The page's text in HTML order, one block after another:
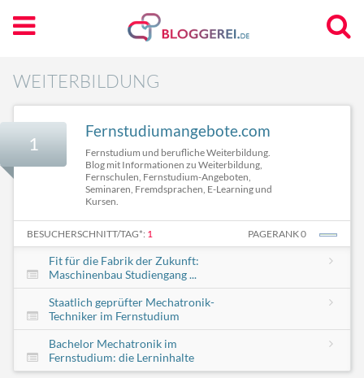
WEITERBILDUNG
1
Fernstudiumangebote.com
Fernstudium und berufliche Weiterbildung.
Blog mit Informationen zu Weiterbildung,
Fernschulen, Fernstudium-Angeboten,
Seminaren, Fremdsprachen, E-Learning und
Kursen.
BESUCHERSCHNITT/TAG*: 1 PAGERANK 0
Fit für die Fabrik der Zukunft:
Maschinenbau Studiengang ...
Staatlich geprüfter Mechatronik-
Techniker im Fernstudium
Bachelor Mechatronik im
Fernstudium: die Lerninhalte